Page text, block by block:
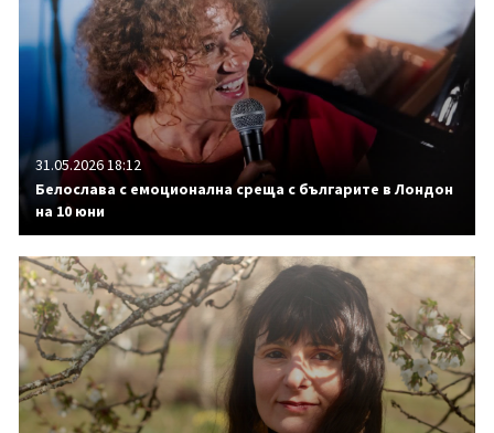
31.05.2026 18:12
Белослава с емоционална среща с българите в Лондон
на 10 юни